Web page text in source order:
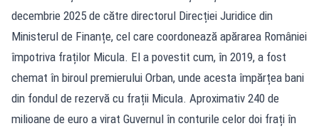
decembrie 2025 de către directorul Direcției Juridice din
Ministerul de Finanțe, cel care coordonează apărarea României
împotriva fraților Micula. El a povestit cum, în 2019, a fost
chemat în biroul premierului Orban, unde acesta împărțea bani
din fondul de rezervă cu frații Micula. Aproximativ 240 de
milioane de euro a virat Guvernul în conturile celor doi frați în